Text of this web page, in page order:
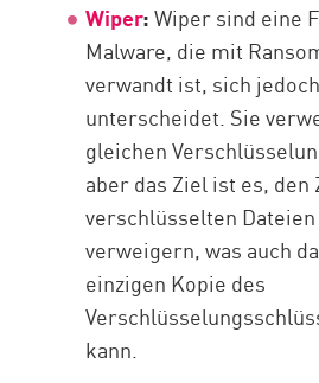
Wiper:Wiper sind eine
Malware, die mit
verwandt ist, sich
unterscheidet. Sie
gleichen
aber das Ziel ist es,
verschlüsselten
verweigern, was auch
einzigen Kopie des
kann.